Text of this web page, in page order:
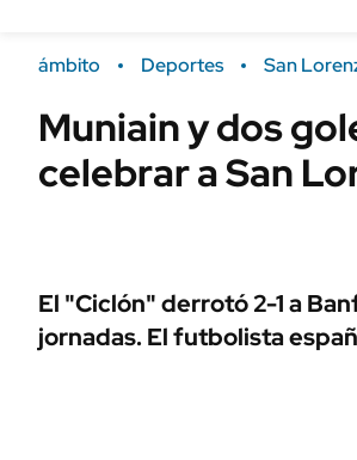
Campo
FINANZAS
ÁMBITO DEBATE
MEDIAKIT AMBITO DEBATE
ámbito Deportes San
Muniain y dos
celebrar a San
El "Ciclón" derrotó 2-1 a
jornadas. El futbolista